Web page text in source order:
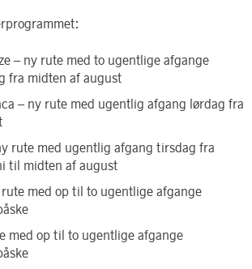
– ny rute med to ugentlige afgange
fra midten af august
– ny rute med ugentlig afgang lørdag fra
rute med ugentlig afgang tirsdag fra
til midten af august
med op til to ugentlige afgange
med op til to ugentlige afgange